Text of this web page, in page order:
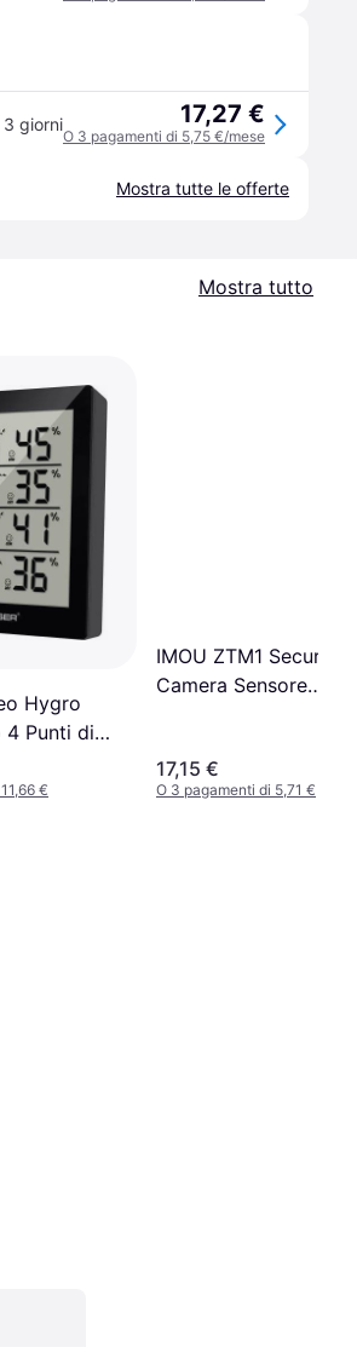
3 giorni 17,27 €
O 3 pagamenti di 5,75 €/mese
Mostra tutte le offerte
Mostra tutto
Hygro
4 Punti di
x 2,5 x
€
IMOU ZTM1 Security
Camera Sensore
17,15 €
O 3 pagamenti di 5,71 €